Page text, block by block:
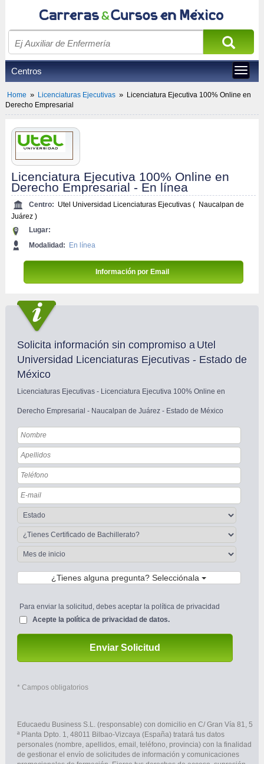
Toggle
Centros
Home » Licenciaturas Ejecutivas » Licenciatura Ejecutiva 100% Online en
Derecho Empresarial
Licenciatura Ejecutiva 100% Online en
Derecho Empresarial - En línea
Centro: Utel Universidad Licenciaturas Ejecutivas ( Naucalpan de
Juárez )
Lugar:
Modalidad: En línea
Información por Email
Solicita información sin compromiso a Utel
Universidad Licenciaturas Ejecutivas - Estado de
México
Licenciaturas Ejecutivas - Licenciatura Ejecutiva 100% Online en
Derecho Empresarial - Naucalpan de Juárez - Estado de México
¿Tienes alguna pregunta? Selecciónala
Para enviar la solicitud, debes aceptar la política de privacidad
Acepte la política de privacidad de datos.
Enviar Solicitud
* Campos obligatorios
Educaedu Business S.L. (responsable) con domicilio en C/ Gran Vía 81, 5
ª Planta Dpto. 1, 48011 Bilbao-Vizcaya (España) tratará tus datos
personales (nombre, apellidos, email, teléfono, provincia) con la finalidad
de gestionar el envío de solicitudes de información y comunicaciones